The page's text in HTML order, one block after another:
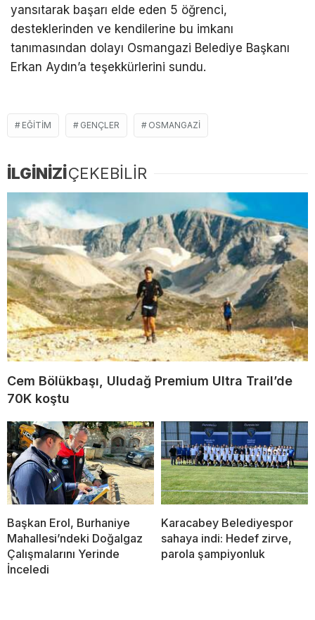
yansıtarak başarı elde eden 5 öğrenci,
desteklerinden ve kendilerine bu imkanı
tanımasından dolayı Osmangazi Belediye Başkanı
Erkan Aydın’a teşekkürlerini sundu.
EĞITIM GENÇLER OSMANGAZI
İLGİNİZİÇEKEBİLİR
Cem Bölükbaşı, Uludağ Premium Ultra Trail’de
70K koştu
Başkan Erol, Burhaniye
Mahallesi’ndeki Doğalgaz
Çalışmalarını Yerinde
İnceledi
Karacabey Belediyespor
sahaya indi: Hedef zirve,
parola şampiyonluk